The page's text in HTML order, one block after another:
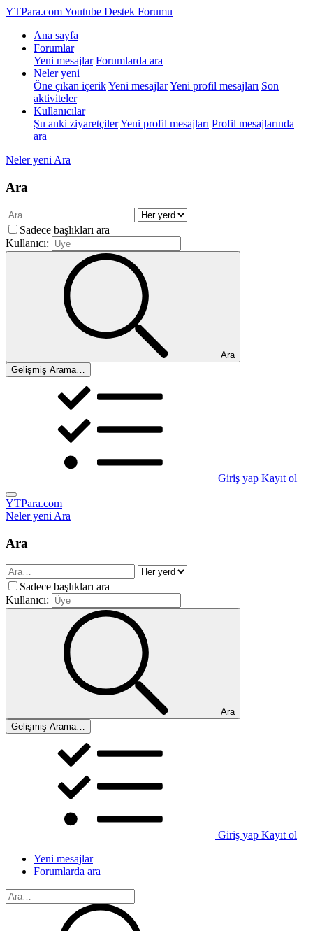
YTPara.comYoutube Destek Forumu
Ana sayfa
Forumlar
Yeni mesajlar Forumlarda ara
Neler yeni
Öne çıkan içerikYeni mesajlarYeni profil mesajları Son
aktiviteler
Kullanıcılar
Şu anki ziyaretçilerYeni profil mesajları Profil mesajlarında
ara
Neler yeni Ara
Ara
Sadece başlıkları ara
Kullanıcı:
Ara
Gelişmiş Arama…
Giriş yap Kayıt ol
YTPara.com
Neler yeniAra
Ara
Sadece başlıkları ara
Kullanıcı:
Ara
Gelişmiş Arama…
Giriş yap Kayıt ol
Yeni mesajlar
Forumlarda ara